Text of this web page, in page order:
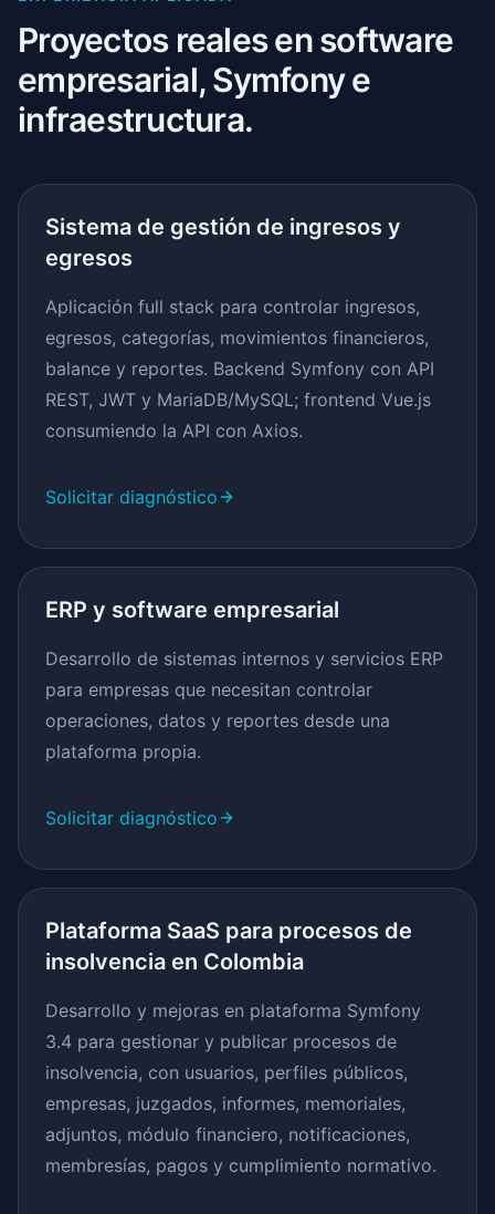
Proyectos reales en software
empresarial, Symfony e
infraestructura.
Sistema de gestión de ingresos y
egresos
Aplicación full stack para controlar ingresos,
egresos, categorías, movimientos financieros,
balance y reportes. Backend Symfony con API
REST, JWT y MariaDB/MySQL; frontend Vue.js
consumiendo la API con Axios.
Solicitar diagnóstico
ERP y software empresarial
Desarrollo de sistemas internos y servicios ERP
para empresas que necesitan controlar
operaciones, datos y reportes desde una
plataforma propia.
Solicitar diagnóstico
Plataforma SaaS para procesos de
insolvencia en Colombia
Desarrollo y mejoras en plataforma Symfony
3.4 para gestionar y publicar procesos de
insolvencia, con usuarios, perfiles públicos,
empresas, juzgados, informes, memoriales,
adjuntos, módulo financiero, notificaciones,
membresías, pagos y cumplimiento normativo.